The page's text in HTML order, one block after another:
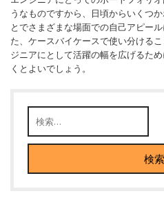
うなものですから、日頃からいくつ
とでさまざまな場面での自己アピー
た、ケースバイケースで使い分ける
ジニアにとして活躍の幅を広げるため
くとよいでしょう。